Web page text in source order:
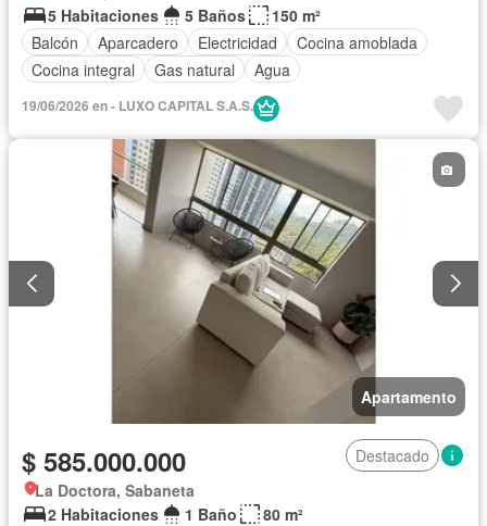
5 Habitaciones
5 Baños
150 m²
Balcón
Aparcadero Electricidad
Cocina amoblada
Cocina integral
Gas natural Agua
19/06/2026 en - LUXO CAPITAL S.A.S.
Apartamento
$ 585.000.000
Destacado
La Doctora, Sabaneta
2 Habitaciones
1 Baño
80 m²